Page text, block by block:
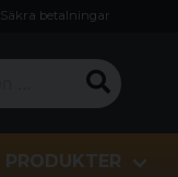
Säkra betalningar
PRODUKTER